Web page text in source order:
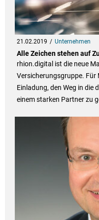
21.02.2019 Unternehmen
Alle Zeichen stehen auf
rhion.digital ist die neue
Versicherungsgruppe. Für
Einladung, den Weg in die
einem starken Partner zu